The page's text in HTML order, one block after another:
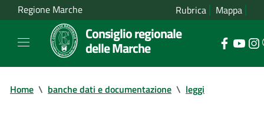
Regione Marche Rubrica Mappa
Consiglio regionale
delle Marche
Home \ banche dati e documentazione \ leggi